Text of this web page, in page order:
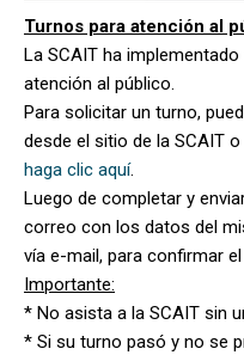
Turnos para atención al
La SCAIT ha
atención al público.
Para solicitar un turno,
desde el sitio de la SCAIT
haga clic aquí.
Luego de completar y
correo con los datos del
vía e-mail, para confirmar
Importante:
* No asista a la SCAIT sin
* Si su turno pasó y no se